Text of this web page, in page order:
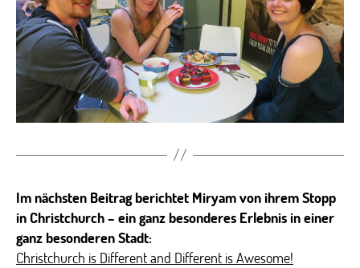
Im nächsten Beitrag berichtet Miryam von ihrem Stopp
in Christchurch – ein ganz besonderes Erlebnis in einer
ganz besonderen Stadt:
Christchurch is Different and Different is Awesome!